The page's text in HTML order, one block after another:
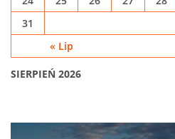
SIERPIEŃ 2026
« Lip
31